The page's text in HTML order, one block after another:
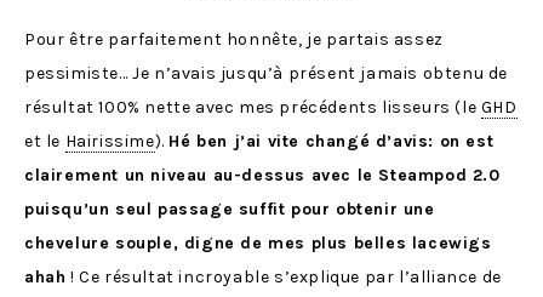
Pour être parfaitement honnête, je partais assez
pessimiste… Je n’avais jusqu’à présent jamais obtenu de
résultat 100% nette avec mes précédents lisseurs (le GHD
et le Hairissime). Hé ben j’ai vite changé d’avis: on est
clairement un niveau au-dessus avec le Steampod 2.0
puisqu’un seul passage suffit pour obtenir une
chevelure souple, digne de mes plus belles lacewigs
ahah ! Ce résultat incroyable s’explique par l’alliance de